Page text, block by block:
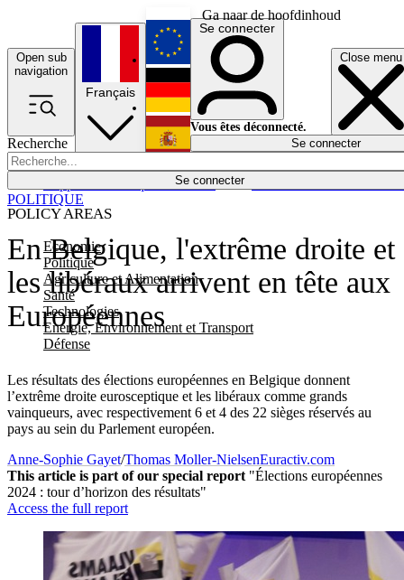
Ga naar de hoofdinhoud
Open sub
navigation
Close menu
Recherche
Se connecter
POLICY AREAS
Economie
Politique
Agriculture et Alimentation
Santé
Technologies
Energie, Environnement et Transport
Défense
Économie
Français
English
Deutsch
Español
Se connecter
Vous êtes déconnecté.
Se connecter
En Belgique, l'extrême droite et
les libéraux arrivent en tête aux
Européennes
Les résultats des élections européennes en Belgique donnent
l’extrême droite eurosceptique et les libéraux comme grands
vainqueurs, avec respectivement 6 et 4 des 22 sièges réservés au
pays au sein du Parlement européen.
POLITIQUE
Anne-Sophie Gayet/Thomas Moller-NielsenEuractiv.com
This article is part of our special report "Élections européennes
2024 : tour d’horizon des résultats"
Access the full report